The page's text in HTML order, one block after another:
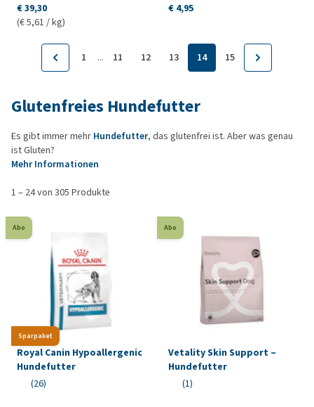
€ 39,30
(€ 5,61 / kg)
€ 4,95
1 ... 11 12 13 14 15
Glutenfreies Hundefutter
Es gibt immer mehr Hundefutter, das glutenfrei ist. Aber was genau
ist Gluten?
Mehr Informationen
1 – 24 von 305 Produkte
Sparpaket
Abo
Royal Canin Hypoallergenic
Hundefutter
(26)
Abo
Vetality Skin Support –
Hundefutter
(1)